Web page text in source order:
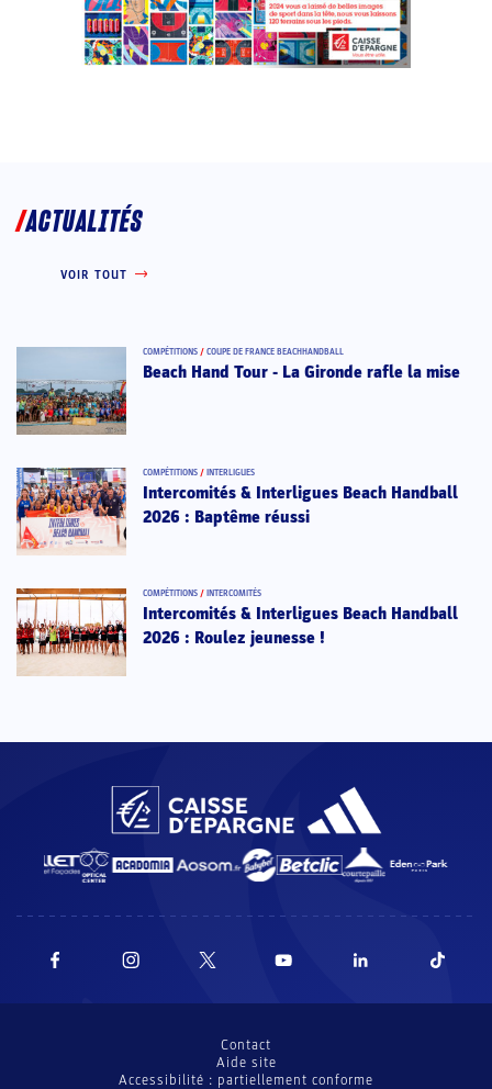
ACTUALITÉS
VOIR TOUT
COMPÉTITIONS / COUPE DE FRANCE BEACHHANDBALL
Beach Hand Tour - La Gironde rafle la mise
COMPÉTITIONS / INTERLIGUES
Intercomités & Interligues Beach Handball
2026 : Baptême réussi
COMPÉTITIONS / INTERCOMITÉS
Intercomités & Interligues Beach Handball
2026 : Roulez jeunesse !
Contact
Aide site
Accessibilité : partiellement conforme